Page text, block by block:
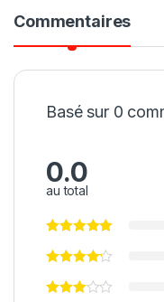
Commentaires
Basé sur 0
0.0
au total